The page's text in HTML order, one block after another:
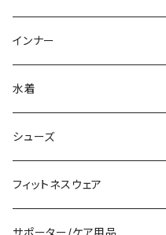
スウェット/トレーナー
その他
チュニック
その他
オールインワン
その他
ミディアム/ミモレ
ロング/マキシ
袖付き
ノースリーブ
パンツドレス
サブバッグ
クラッチバッグ
フォーマルバッグ
カジュアルバッグ
バックパック
インナー
ブラ/ブラトップ/ベアトップ
ショーツ
タンクトップ/キャミソール
半袖/5分
水着
タンキニ
バンドゥビキニ
ワンピース
シューズ
スニーカー
ブーツ
フィットネスウェア
セット販売
サポーター/ケア用品